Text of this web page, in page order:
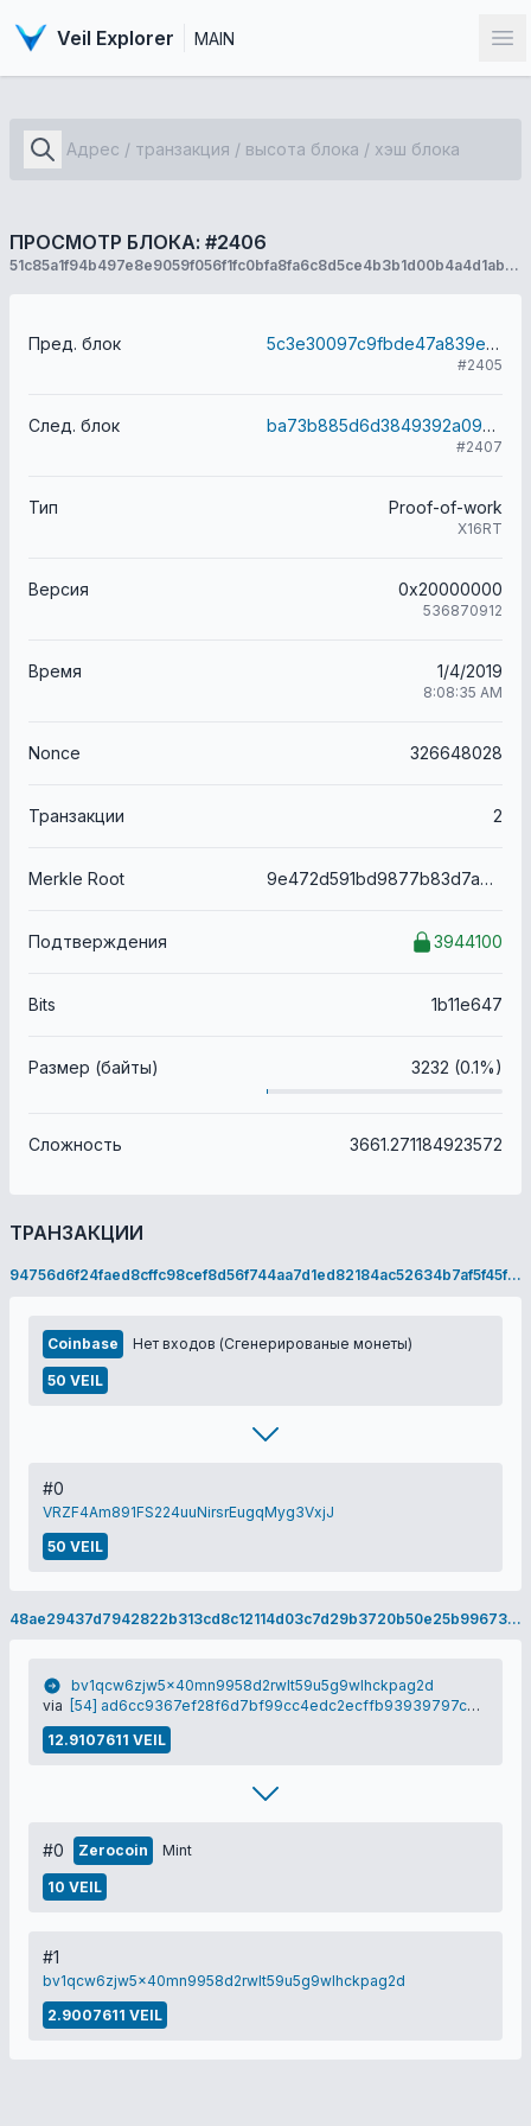
Veil Explorer MAIN
ПРОСМОТР БЛОКА: #2406
51c85a1f94b497e8e9059f056f1fc0bfa8fa6c8d5ce4b3b1d00b4a4d1abc3189
Пред. блок 5c3e30097c9fbde47a839e60830a29612b8c418f946d64fa60e0518ade3d9915
#2405
След. блок ba73b885d6d3849392a099b5bcee1b957a7d2c1c4e9395eec4867dd3b1567e2b
#2407
Тип Proof-of-work
X16RT
Версия 0x20000000
536870912
Время 1/4/2019
8:08:35 AM
Nonce 326648028
Транзакции 2
Merkle Root 9e472d591bd9877b83d7a8b7fa7d5462c9500d31e99d21ae1393168f445825f0
Подтверждения 3944100
Bits 1b11e647
Размер (байты) 3232 (0.1%)
Сложность 3661.271184923572
ТРАНЗАКЦИИ
94756d6f24faed8cffc98cef8d56f744aa7d1ed82184ac52634b7af5f45f264c
Coinbase Нет входов (Сгенерированые монеты)
50 VEIL
#0
VRZF4Am891FS224uuNirsrEugqMyg3VxjJ
50 VEIL
48ae29437d7942822b313cd8c12114d03c7d29b3720b50e25b99673a6f928f60
bv1qcw6zjw5x40mn9958d2rwlt59u5g9wlhckpag2d
via
[54] ad6cc9367ef28f6d7bf99cc4edc2ecffb93939797c605bea8443cf751217476c
12.9107611 VEIL
#0 Zerocoin Mint
10 VEIL
#1
bv1qcw6zjw5x40mn9958d2rwlt59u5g9wlhckpag2d
2.9007611 VEIL